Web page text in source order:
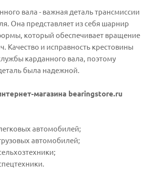
вала - важная деталь трансмиссии
Она представляет из себя шарнир
который обеспечивает вращение
Качество и исправность крестовины
карданного вала, поэтому
была надежной.
магазина bearingstore.ru
автомобилей;
автомобилей;